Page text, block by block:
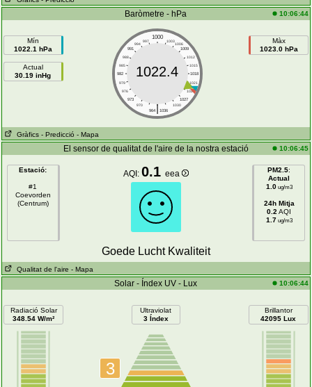
Baròmetre - hPa 10:06:44
Mín
1022.1 hPa
Actual
30.19 inHg
1000
997 1003
994
1006
991
1009
988
1012
985
1015
982
1018
979
1021
976
1024
973
1027
970
1030
|
964 1036
1022.4
Màx
1023.0 hPa
Gràfics - Predicció - Mapa
El sensor de qualitat de l'aire de la nostra estació 10:06:45
Estació:
#1
Coevorden
(Centrum)
AQI: 0.1 eea PM2.5:
Actual
1.0ug/m3
24h Mitja
0.2 AQI
1.7ug/m3
Goede Lucht Kwaliteit
Qualitat de l'aire - Mapa
Solar - Índex UV - Lux 10:06:44
Radiació Solar
348.54 W/m²
Ultraviolat
3 Índex
3
Brillantor
42095 Lux